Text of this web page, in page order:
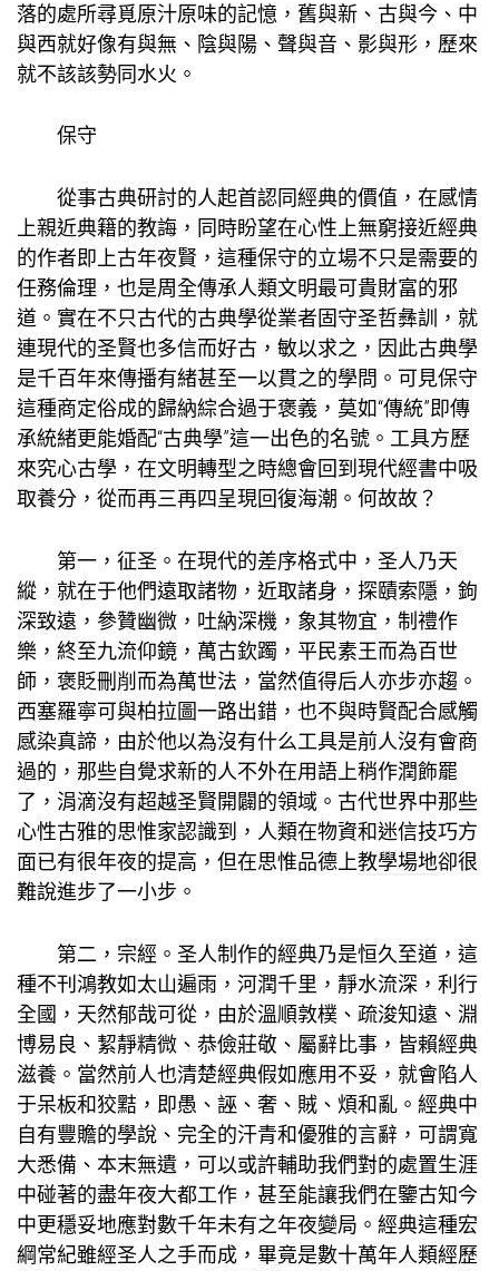
落的處所尋覓原汁原味的記憶，舊與新、古與今、中
與西就好像有與無、陰與陽、聲與音、影與形，歷來
就不該該勢同水火。
保守
從事古典研討的人起首認同經典的價值，在感情
上親近典籍的教誨，同時盼望在心性上無窮接近經典
的作者即上古年夜賢，這種保守的立場不只是需要的
任務倫理，也是周全傳承人類文明最可貴財富的邪
道。實在不只古代的古典學從業者固守圣哲彝訓，就
連現代的圣賢也多信而好古，敏以求之，因此古典學
是千百年來傳播有緒甚至一以貫之的學問。可見保守
這種商定俗成的歸納綜合過于褒義，莫如“傳統”即傳
承統緒更能婚配“古典學”這一出色的名號。工具方歷
來究心古學，在文明轉型之時總會回到現代經書中吸
取養分，從而再三再四呈現回復海潮。何故故？
第一，征圣。在現代的差序格式中，圣人乃天
縱，就在于他們遠取諸物，近取諸身，探賾索隱，鉤
深致遠，參贊幽微，吐納深機，象其物宜，制禮作
樂，終至九流仰鏡，萬古欽躅，平民素王而為百世
師，褒貶刪削而為萬世法，當然值得后人亦步亦趨。
西塞羅寧可與柏拉圖一路出錯，也不與時賢配合感觸
感染真諦，由於他以為沒有什么工具是前人沒有會商
過的，那些自覺求新的人不外在用語上稍作潤飾罷
了，涓滴沒有超越圣賢開闢的領域。古代世界中那些
心性古雅的思惟家認識到，人類在物資和迷信技巧方
面已有很年夜的提高，但在思惟品德上教學場地卻很
難說進步了一小步。
第二，宗經。圣人制作的經典乃是恒久至道，這
種不刊鴻教如太山遍雨，河潤千里，靜水流深，利行
全國，天然郁哉可從，由於溫順敦樸、疏浚知遠、淵
博易良、絜靜精微、恭儉莊敬、屬辭比事，皆賴經典
滋養。當然前人也清楚經典假如應用不妥，就會陷人
于呆板和狡黠，即愚、誣、奢、賊、煩和亂。經典中
自有豐贍的學說、完全的汗青和優雅的言辭，可謂寬
大悉備、本末無遺，可以或許輔助我們對的處置生涯
中碰著的盡年夜大都工作，甚至能讓我們在鑒古知今
中更穩妥地應對數千年未有之年夜變局。經典這種宏
綱常紀雖經圣人之手而成，畢竟是數十萬年人類經歷